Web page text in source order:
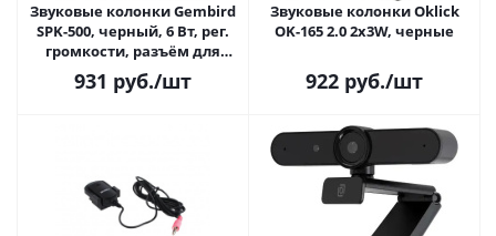
Звуковые колонки Gembird
SPK-500, черный, 6 Вт, рег.
громкости, разъём для
наушников, питание от
сети
931 руб./шт
Звуковые колонки Oklick
OK-165 2.0 2x3W, черные
922 руб./шт